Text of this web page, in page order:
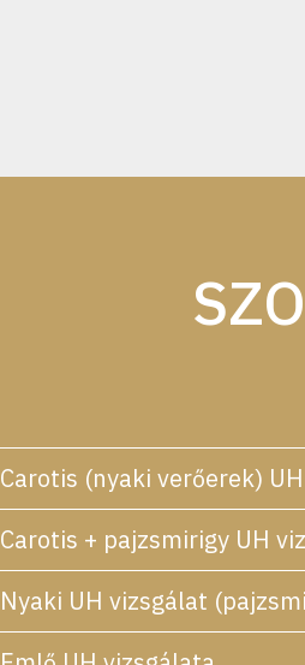
Carotis (nyaki verőerek)
Carotis + pajzsmirigy UH
Nyaki UH vizsgálat